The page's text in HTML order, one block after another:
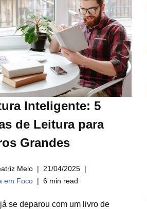
Inteligente: 5
de Leitura para
Grandes
Melo
21/04/2025
em Foco
6 min read
se deparou com um livro de